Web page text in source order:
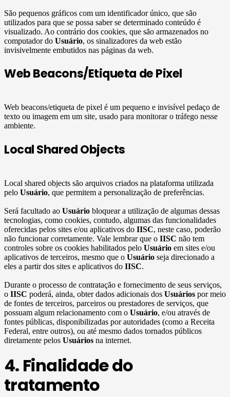
São pequenos gráficos com um identificador único, que são
utilizados para que se possa saber se determinado conteúdo é
visualizado. Ao contrário dos cookies, que são armazenados no
computador do Usuário, os sinalizadores da web estão
invisivelmente embutidos nas páginas da web.
Web Beacons/Etiqueta de Pixel
Web beacons/etiqueta de pixel é um pequeno e invisível pedaço de
texto ou imagem em um site, usado para monitorar o tráfego nesse
ambiente.
Local Shared Objects
Local shared objects são arquivos criados na plataforma utilizada
pelo Usuário, que permitem a personalização de preferências.
Será facultado ao Usuário bloquear a utilização de algumas dessas
tecnologias, como cookies, contudo, algumas das funcionalidades
oferecidas pelos sites e/ou aplicativos do IISC, neste caso, poderão
não funcionar corretamente. Vale lembrar que o IISC não tem
controles sobre os cookies habilitados pelo Usuário em sites e/ou
aplicativos de terceiros, mesmo que o Usuário seja direcionado a
eles a partir dos sites e aplicativos do IISC.
Durante o processo de contratação e fornecimento de seus serviços,
o IISC poderá, ainda, obter dados adicionais dos Usuários por meio
de fontes de terceiros, parceiros ou prestadores de serviços, que
possuam algum relacionamento com o Usuário, e/ou através de
fontes públicas, disponibilizadas por autoridades (como a Receita
Federal, entre outros), ou até mesmo dados tornados públicos
diretamente pelos Usuários na internet.
4. Finalidade do
tratamento